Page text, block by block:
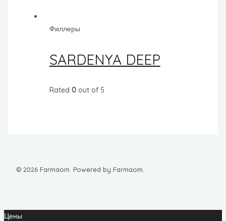
Филлеры
SARDENYA DEEP
Rated 0out of 5
© 2026 Farmaom. Powered by Farmaom.
Цены